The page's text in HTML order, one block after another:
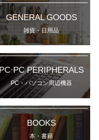
GENERAL GOODS
雑貨・日用品
PC·PC PERIPHERALS
PC・パソコン周辺機器
BOOKS
本・書籍